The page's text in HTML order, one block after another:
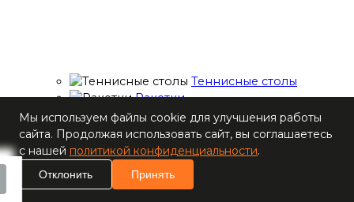
Теннисные столы
Ракетки
Накладки для
ракеток
Основания для
ракеток
Мячи
Мы используем файлы cookie для улучшения работы
сайта. Продолжая использовать сайт, вы соглашаетесь
с нашей политикой конфиденциальности.
Отклонить Принять